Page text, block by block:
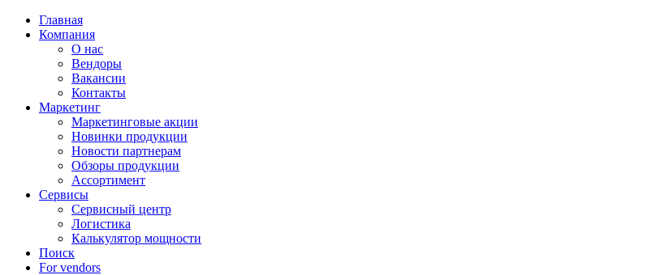
Главная
Компания
О нас
Вендоры
Вакансии
Контакты
Маркетинг
Маркетинговые акции
Новинки продукции
Новости партнерам
Обзоры продукции
Ассортимент
Сервисы
Сервисный центр
Логистика
Калькулятор мощности
Поиск
For vendors